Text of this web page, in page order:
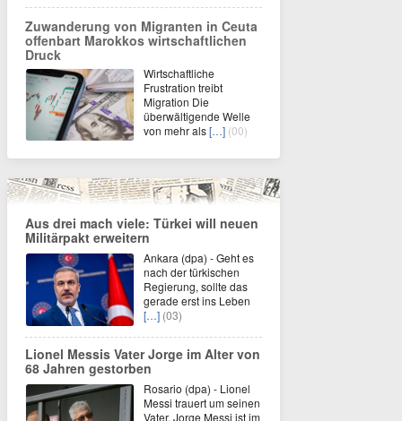
Zuwanderung von Migranten in Ceuta
offenbart Marokkos wirtschaftlichen
Druck
Wirtschaftliche
Frustration treibt
Migration Die
überwältigende Welle
von mehr als[…] (00)
Aus drei mach viele: Türkei will neuen
Militärpakt erweitern
Ankara (dpa) - Geht es
nach der türkischen
Regierung, sollte das
gerade erst ins Leben
[…] (03)
Lionel Messis Vater Jorge im Alter von
68 Jahren gestorben
Rosario (dpa) - Lionel
Messi trauert um seinen
Vater. Jorge Messi ist im